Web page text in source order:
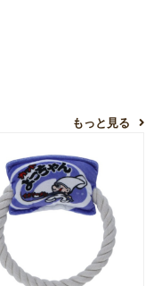
もっと見る